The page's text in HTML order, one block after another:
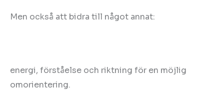
Men också att bidra till något annat:
energi, förståelse och riktning för en möjlig
omorientering.